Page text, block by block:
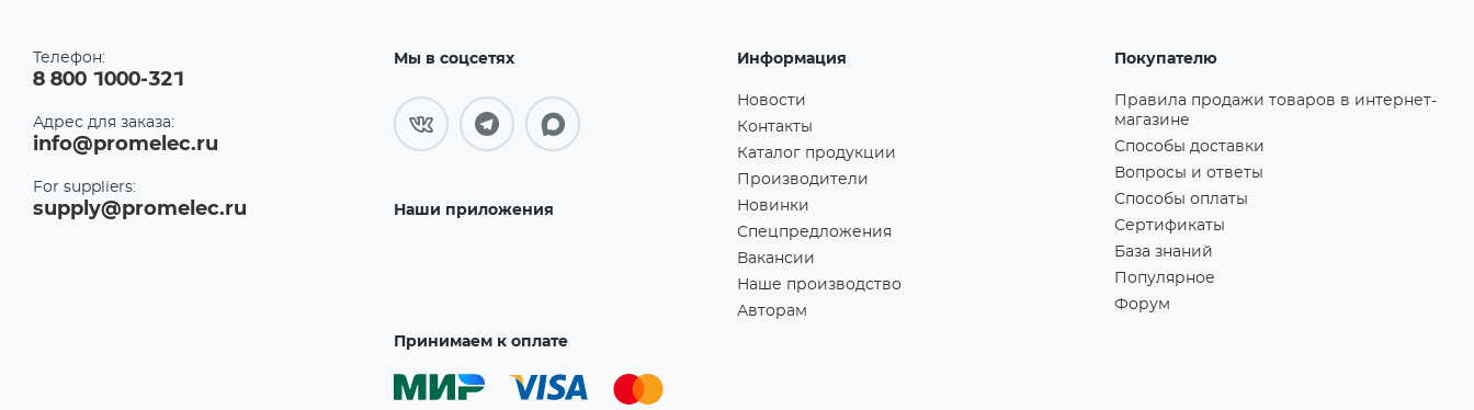
Телефон:
8 800 1000-321
Адрес для заказа:
info@promelec.ru
For suppliers:
supply@promelec.ru
Мы в соцсетях
Наши приложения
Принимаем к оплате
Информация
Новости
Контакты
Каталог продукции
Производители
Новинки
Спецпредложения
Вакансии
Наше производство
Авторам
Покупателю
Правила продажи товаров в интернет-
магазине
Способы доставки
Вопросы и ответы
Способы оплаты
Сертификаты
База знаний
Популярное
Форум